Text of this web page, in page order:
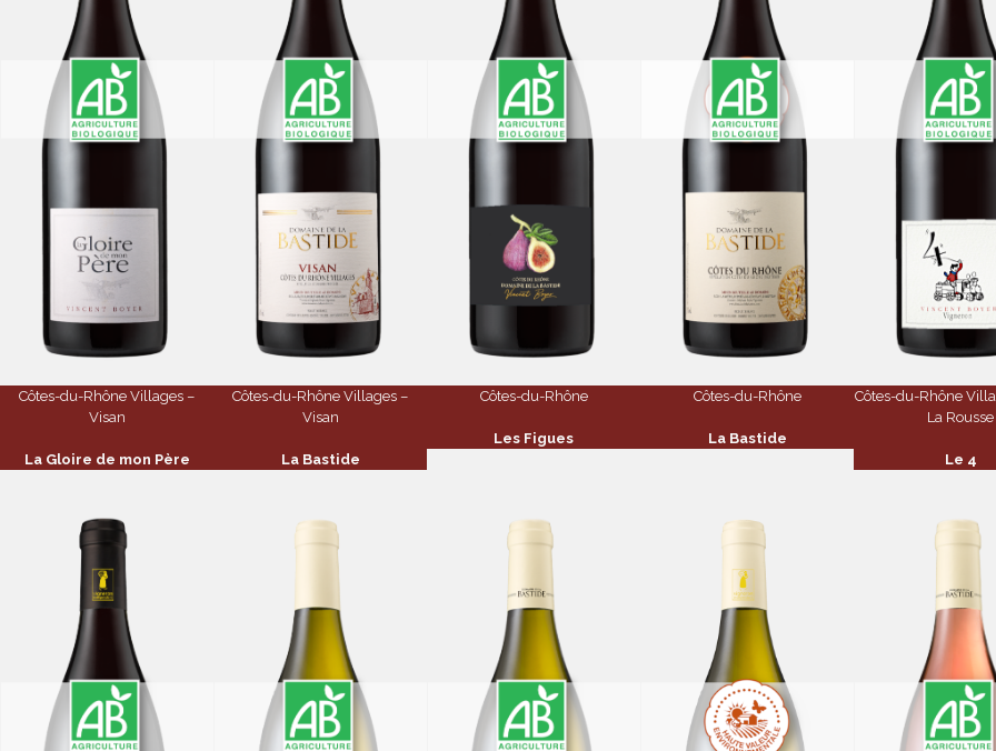
Côtes-du-Rhône Villages –
Visan
La Gloire de mon Père
Côtes-du-Rhône Villages –
Visan
La Bastide
Côtes-du-Rhône
Les Figues
Côtes-du-Rhône
La Bastide
Côtes-du-Rhône
La Rousse
Le 4